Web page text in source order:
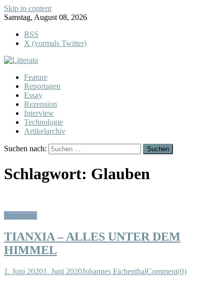
Skip to content
Samstag, August 08, 2026
RSS
X (vormals Twitter)
Feature
Reportagen
Essay
Rezension
Interview
Technologie
Artikelarchiv
Suchen nach:
Schlagwort: Glauben
Rezension
TIANXIA – ALLES UNTER DEM
HIMMEL
1. Juni 20201. Juni 2020Johannes EichenthalComment(0)